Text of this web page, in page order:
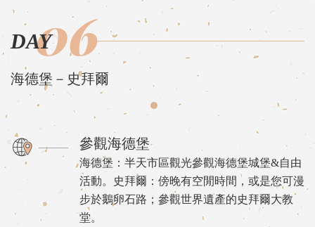
DAY06
海德堡－史拜爾
參觀海德堡
海德堡：半天市區觀光參觀海德堡城堡&自由
活動。史拜爾：傍晚有空閒時間，或是您可漫
步於鵝卵石路；參觀世界遺產的史拜爾大教
堂。